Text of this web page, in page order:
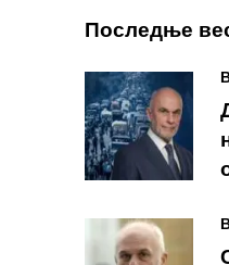
Последње